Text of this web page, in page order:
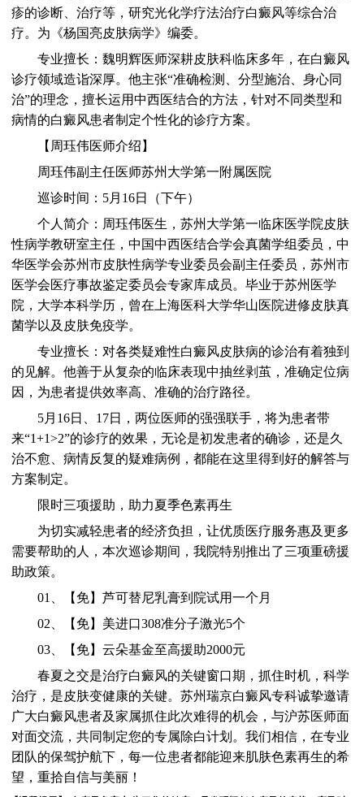
疹的诊断、治疗等，研究光化学疗法治疗白癜风等综合治
疗。为《杨国亮皮肤病学》编委。
专业擅长：魏明辉医师深耕皮肤科临床多年，在白癜风
诊疗领域造诣深厚。他主张“准确检测、分型施治、身心同
治”的理念，擅长运用中西医结合的方法，针对不同类型和
病情的白癜风患者制定个性化的诊疗方案。
【周珏伟医师介绍】
周珏伟副主任医师苏州大学第一附属医院
巡诊时间：5月16日（下午）
个人简介：周珏伟医生，苏州大学第一临床医学院皮肤
性病学教研室主任，中国中西医结合学会真菌学组委员，中
华医学会苏州市皮肤性病学专业委员会副主任委员，苏州市
医学会医疗事故鉴定委员会专家库成员。毕业于苏州医学
院，大学本科学历，曾在上海医科大学华山医院进修皮肤真
菌学以及皮肤免疫学。
专业擅长：对各类疑难性白癜风皮肤病的诊治有着独到
的见解。他善于从复杂的临床表现中抽丝剥茧，准确定位病
因，为患者提供效率高、准确的治疗路径。
5月16日、17日，两位医师的强强联手，将为患者带
来“1+1>2”的诊疗的效果，无论是初发患者的确诊，还是久
治不愈、病情反复的疑难病例，都能在这里得到好的解答与
方案制定。
限时三项援助，助力夏季色素再生
为切实减轻患者的经济负担，让优质医疗服务惠及更多
需要帮助的人，本次巡诊期间，我院特别推出了三项重磅援
助政策。
01、【免】芦可替尼乳膏到院试用一个月
02、【免】美进口308准分子激光5个
03、【免】云朵基金至高援助2000元
春夏之交是治疗白癜风的关键窗口期，抓住时机，科学
治疗，是皮肤变健康的关键。苏州瑞京白癜风专科诚挚邀请
广大白癜风患者及家属抓住此次难得的机会，与沪苏医师面
对面交流，共同制定您的专属除白计划。我们相信，在专业
团队的保驾护航下，每一位患者都能迎来肌肤色素再生的希
望，重拾自信与美丽！